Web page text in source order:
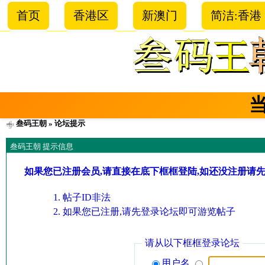
首页 香港区 新澳门 简洁:香港
叁码王朝 » 论坛提示
叁码王朝 提示信息
如果您已注册会员,请直接在底下框框登陆,如还没注册请
帖子ID非法
如果您已注册,请先登录论坛即可游览帖子
请从以下框框登录论坛
用户名